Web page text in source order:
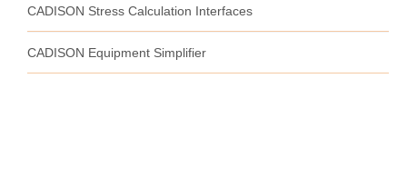
CADISON Stress Calculation Interfaces
CADISON Equipment Simplifier